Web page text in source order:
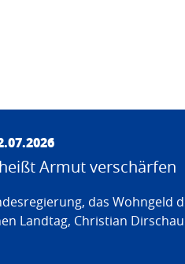
Armut verschärfen
das Wohngeld
Landtag, Christian